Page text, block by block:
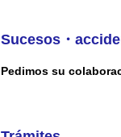
Sucesos・
Pedimos su